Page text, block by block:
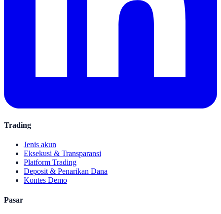
Trading
Jenis akun
Eksekusi & Transparansi
Platform Trading
Deposit & Penarikan Dana
Kontes Demo
Pasar